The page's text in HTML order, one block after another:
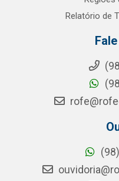
Relatório de